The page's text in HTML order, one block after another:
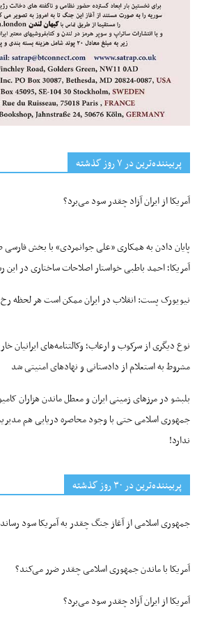
پربیننده‌ترین‌ در ۷ روز گذشته
آمریکا از ایران آزاد چقدر سود می‌برد؟
پایان دادن به همکاری «علی جوانمردی» با بخش
آمریکا؛ احمد باطبی خواستار اصلاحات ساختاری در این
نیویورک پست: انقلاب در ایران ممکن است هر لحظه
نوع دیگری از سرکوب و ارعاب؛ وکالتنامه‌های ایرانیان
مشروط به استعلام از دادستانی و نهادهای امنیتی شد
بلبشو در مرزهای زمینی ایران و معطل ماندن هزاران
جمهوری اسلامی حتی با وجود محاصره دریایی هم
ندارد!
پربیننده‌ترین‌ در ۳۰ روز گذشته
جمهوری اسلامی از آغاز جنگ چقدر به آمریکا سود
آمریکا با ماندن جمهوری اسلامی چقدر ضرر می‌کند؟
آمریکا از ایران آزاد چقدر سود می‌برد؟